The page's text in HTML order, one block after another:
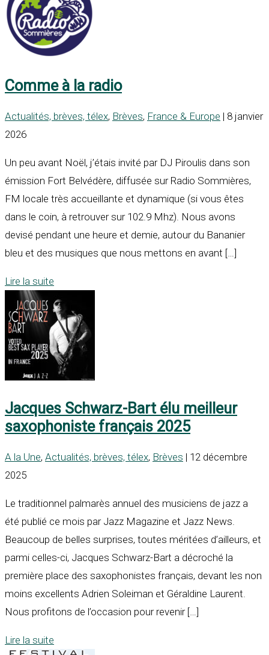
Comme à la radio
Actualités, brèves, télex, Brèves, France & Europe | 8 janvier
2026
Un peu avant Noël, j’étais invité par DJ Piroulis dans son
émission Fort Belvédère, diffusée sur Radio Sommières,
FM locale très accueillante et dynamique (si vous êtes
dans le coin, à retrouver sur 102.9 Mhz). Nous avons
devisé pendant une heure et demie, autour du Bananier
bleu et des musiques que nous mettons en avant […]
Lire la suite
Jacques Schwarz-Bart élu meilleur
saxophoniste français 2025
A la Une, Actualités, brèves, télex, Brèves | 12 décembre
2025
Le traditionnel palmarès annuel des musiciens de jazz a
été publié ce mois par Jazz Magazine et Jazz News.
Beaucoup de belles surprises, toutes méritées d’ailleurs, et
parmi celles-ci, Jacques Schwarz-Bart a décroché la
première place des saxophonistes français, devant les non
moins excellents Adrien Soleiman et Géraldine Laurent.
Nous profitons de l’occasion pour revenir […]
Lire la suite